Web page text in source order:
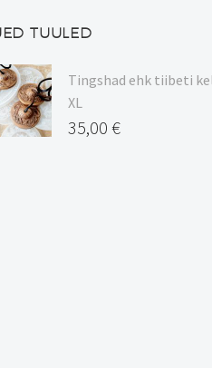
TUULED
Tingshad ehk tiibeti
XL
35,00 €